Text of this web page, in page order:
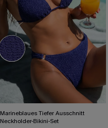
Marineblaues Tiefer Ausschnitt
Neckholder-Bikini-Set